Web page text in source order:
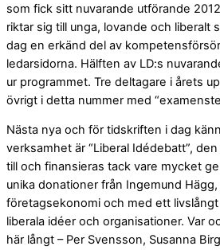
som fick sitt nuvarande utförande
riktar sig till unga, lovande och liberalt
dag en erkänd del av
ledarsidorna. Hälften av LD:s
ur programmet. Tre deltagare i årets
övrigt i detta nummer med
Nästa nya och för tidskriften i dag
verksamhet är “Liberal Idédebatt”,
till och finansieras tack vare mycket
unika donationer från Ingemund
företagsekonomi och med ett
liberala idéer och organisationer. Var
här långt – Per Svensson, Susanna